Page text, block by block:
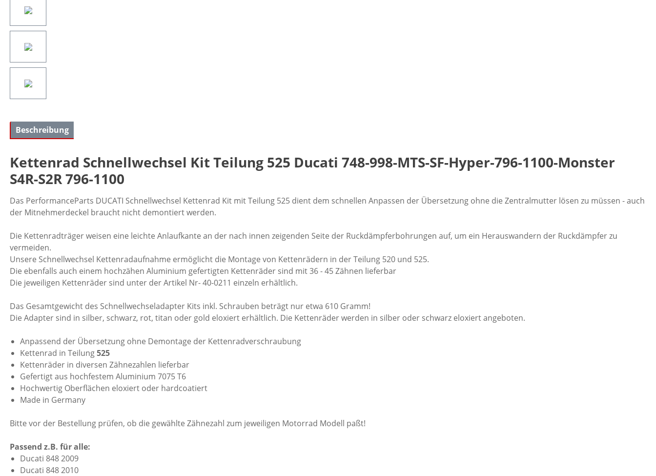
Beschreibung
Kettenrad Schnellwechsel Kit Teilung 525 Ducati 748-998-MTS-SF-Hyper-796-1100-Monster
S4R-S2R 796-1100
Das PerformanceParts DUCATI Schnellwechsel Kettenrad Kit mit Teilung 525 dient dem schnellen Anpassen der Übersetzung ohne die Zentralmutter lösen zu müssen - auch
der Mitnehmerdeckel braucht nicht demontiert werden.
Die Kettenradträger weisen eine leichte Anlaufkante an der nach innen zeigenden Seite der Ruckdämpferbohrungen auf, um ein Herauswandern der Ruckdämpfer zu
vermeiden.
Unsere Schnellwechsel Kettenradaufnahme ermöglicht die Montage von Kettenrädern in der Teilung 520 und 525.
Die ebenfalls auch einem hochzähen Aluminium gefertigten Kettenräder sind mit 36 - 45 Zähnen lieferbar
Die jeweiligen Kettenräder sind unter der Artikel Nr- 40-0211 einzeln erhältlich.
Das Gesamtgewicht des Schnellwechseladapter Kits inkl. Schrauben beträgt nur etwa 610 Gramm!
Die Adapter sind in silber, schwarz, rot, titan oder gold eloxiert erhältlich. Die Kettenräder werden in silber oder schwarz eloxiert angeboten.
Anpassend der Übersetzung ohne Demontage der Kettenradverschraubung
Kettenrad in Teilung525
Kettenräder in diversen Zähnezahlen lieferbar
Gefertigt aus hochfestem Aluminium 7075 T6
Hochwertig Oberflächen eloxiert oder hardcoatiert
Made in Germany
Bitte vor der Bestellung prüfen, ob die gewählte Zähnezahl zum jeweiligen Motorrad Modell paßt!
Passend z.B. für alle:
Ducati 848 2009
Ducati 848 2010